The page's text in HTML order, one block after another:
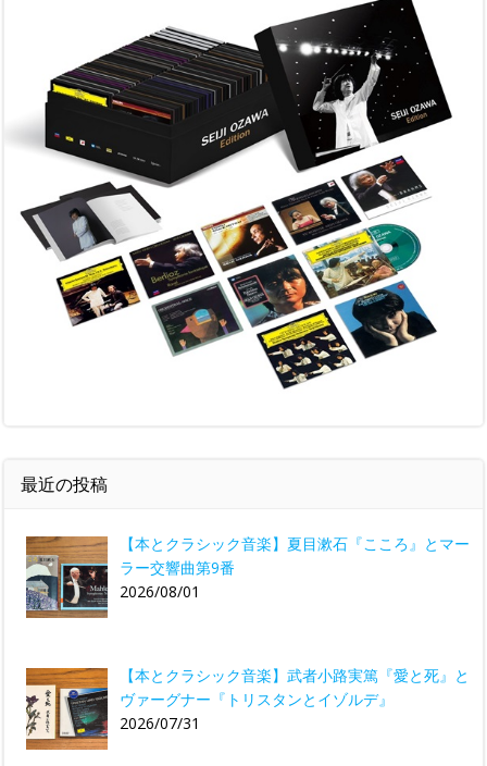
最近の投稿
【本とクラシック音楽】夏目漱石『こころ』とマー
ラー交響曲第9番
2026/08/01
【本とクラシック音楽】武者小路実篤『愛と死』と
ヴァーグナー『トリスタンとイゾルデ』
2026/07/31